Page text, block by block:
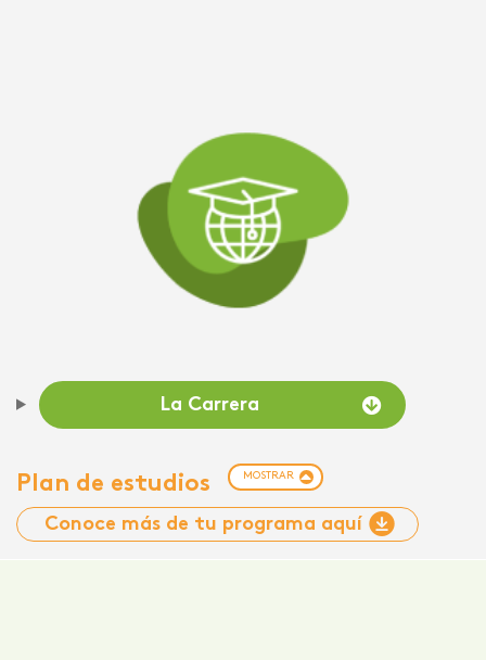
La Carrera
Plan de estudios MOSTRAR
Conoce más de tu programa aquí